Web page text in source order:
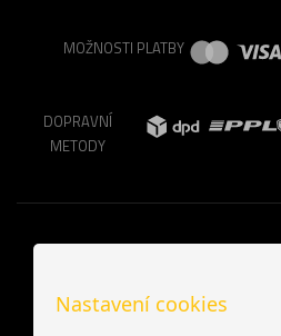
MOŽNOSTI PLATBY
DOPRAVNÍ
METODY
Nastavení cookies